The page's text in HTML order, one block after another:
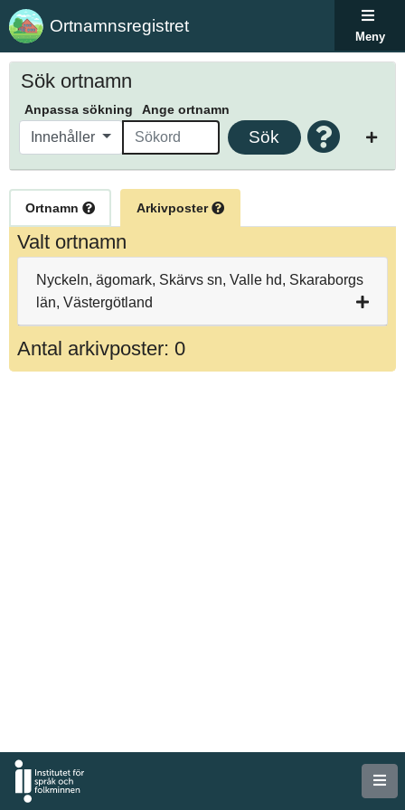
Ortnamnsregistret
Meny
Sök ortnamn
Anpassa sökning Ange ortnamn
Innehåller Sök
Ortnamn Arkivposter
Valt ortnamn
Nyckeln, ägomark, Skärvs sn, Valle hd, Skaraborgs
län, Västergötland
Antal arkivposter: 0